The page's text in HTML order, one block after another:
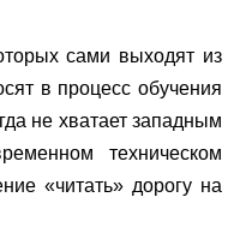
сами выходят из
в процесс обучения
не хватает западным
техническом
«читать» дорогу на